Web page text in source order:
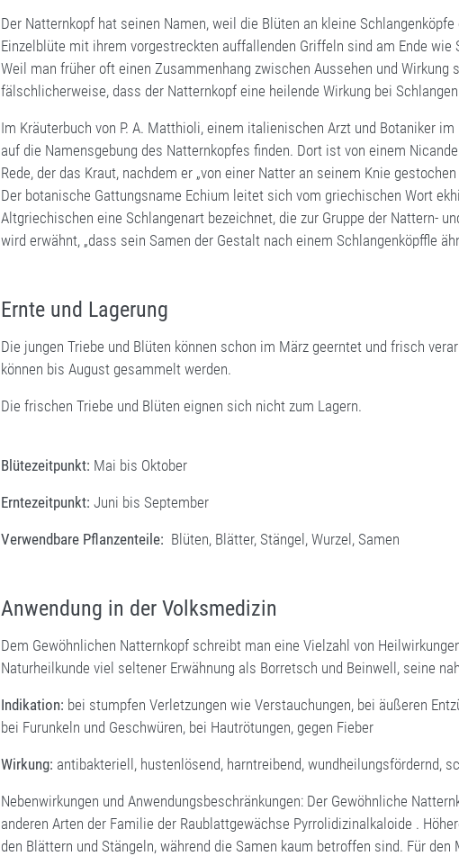
Der Natternkopf hat seinen Namen, weil die Blüten an kleine
Einzelblüte mit ihrem vorgestreckten auffallenden Griffeln sind am Ende wie
Weil man früher oft einen Zusammenhang zwischen Aussehen und Wirkung
fälschlicherweise, dass der Natternkopf eine heilende Wirkung bei
Im Kräuterbuch von P. A. Matthioli, einem italienischen Arzt und Botaniker
auf die Namensgebung des Natternkopfes finden. Dort ist von einem
Rede, der das Kraut, nachdem er „von einer Natter an seinem Knie
Der botanische Gattungsname Echium leitet sich vom griechischen Wort
Altgriechischen eine Schlangenart bezeichnet, die zur Gruppe der Nattern-
wird erwähnt, „dass sein Samen der Gestalt nach einem Schlangenköpffle
Ernte und Lagerung
Die jungen Triebe und Blüten können schon im März geerntet und frisch
können bis August gesammelt werden.
Die frischen Triebe und Blüten eignen sich nicht zum Lagern.
Blütezeitpunkt: Mai bis Oktober
Erntezeitpunkt: Juni bis September
Verwendbare Pflanzenteile: Blüten, Blätter, Stängel, Wurzel, Samen
Anwendung in der Volksmedizin
Dem Gewöhnlichen Natternkopf schreibt man eine Vielzahl von
Naturheilkunde viel seltener Erwähnung als Borretsch und Beinwell, seine
Indikation: bei stumpfen Verletzungen wie Verstauchungen, bei äußeren
bei Furunkeln und Geschwüren, bei Hautrötungen, gegen Fieber
Wirkung: antibakteriell, hustenlösend, harntreibend, wundheilungsfördernd,
Nebenwirkungen und Anwendungsbeschränkungen: Der Gewöhnliche
anderen Arten der Familie der Raublattgewächse Pyrrolidizinalkaloide .
den Blättern und Stängeln, während die Samen kaum betroffen sind. Für